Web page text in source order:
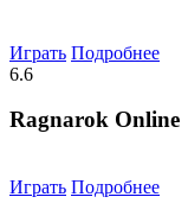
Играть Подробнее
6.6
Ragnarok Online
Играть Подробнее